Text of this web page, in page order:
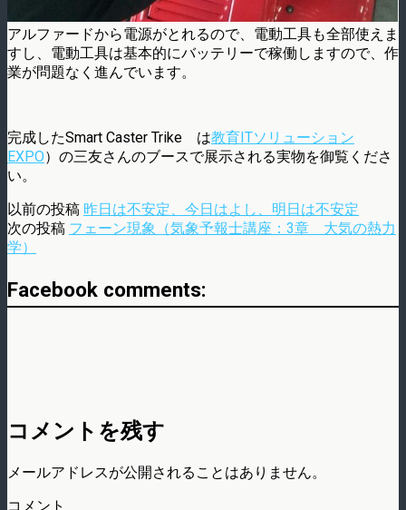
アルファードから電源がとれるので、電動工具も全部使えま
すし、電動工具は基本的にバッテリーで稼働しますので、作
業が問題なく進んでいます。
完成したSmart Caster Trike は教育ITソリューション
EXPO）の三友さんのブースで展示される実物を御覧くださ
い。
以前の投稿 昨日は不安定、今日はよし、明日は不安定
次の投稿 フェーン現象（気象予報士講座：3章 大気の熱力
学）
Facebook comments:
コメントを残す
メールアドレスが公開されることはありません。
コメント